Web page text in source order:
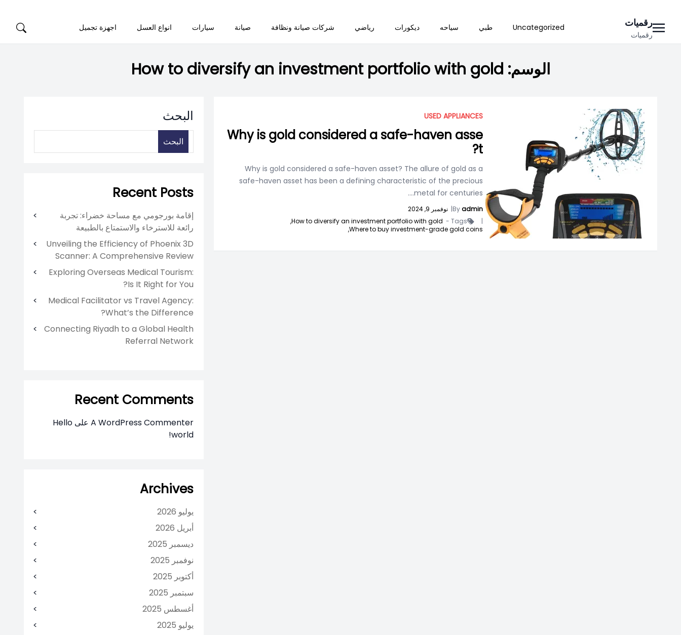
content
رقميات
رقميات
Uncategorized طبي سياحه ديكورات رياضي شركات صيانة ونظافة صيانة سيارات انواع العسل اجهزة تجميل
الوسم: How to diversify an investment portfolio with gold
USED APPLIANCES
Why is gold considered a safe-haven asse
t?
Why is gold considered a safe-haven asset? The allure of gold as a
safe-haven asset has been a defining characteristic of the precious
metal for centuries....
Byadmin
| نوفمبر 9, 2024
|
Tags -
How to diversify an investment portfolio with gold,
Where to buy investment-grade gold coins,
البحث
البحث
Recent Posts
إقامة بورجومي مع مساحة خضراء: تجربة
رائعة للاسترخاء والاستمتاع بالطبيعة
Unveiling the Efficiency of Phoenix 3D
Scanner: A Comprehensive Review
Exploring Overseas Medical Tourism:
Is It Right for You?
Medical Facilitator vs Travel Agency:
What’s the Difference?
Connecting Riyadh to a Global Health
Referral Network
Recent Comments
A WordPress Commenter على Hello
world!
Archives
يوليو 2026
أبريل 2026
ديسمبر 2025
نوفمبر 2025
أكتوبر 2025
سبتمبر 2025
أغسطس 2025
يوليو 2025